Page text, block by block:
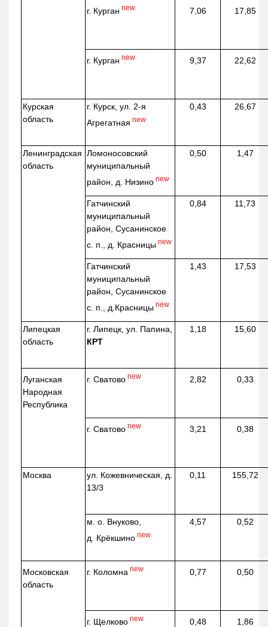
г. Курган new 7,06 17,85
г. Курган new 9,37 22,62
Курская
область
г. Курск, ул. 2-я
Агрегатная new
0,43 26,67
Ленинградская
область
Ломоносовский
муниципальный
район, д. Низино new
0,50 1,47
Гатчинский
муниципальный
район, Сусанинское
с. п., д. Красницы new
0,84 11,73
Гатчинский
муниципальный
район, Сусанинское
с. п., д.Красницы new
1,43 17,53
Липецкая
область
г. Липецк, ул. Папина,
КРТ
1,18 15,60
Луганская
Народная
Республика
г. Сватово new 2,82 0,33
г. Сватово new 3,21 0,38
Москва ул. Кожевническая , д.
13/3
0,11 155,72
м. о. Внуково,
д. Крёкшино new
4,57 0,52
Московская
область
г. Коломна new 0,77 0,50
г. Щелково new 0,48 1,86